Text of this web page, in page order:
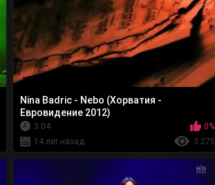
Nina Badric - Nebo (Хорватия -
Евровидение 2012)
3:04
0%
14 лет назад
3 275